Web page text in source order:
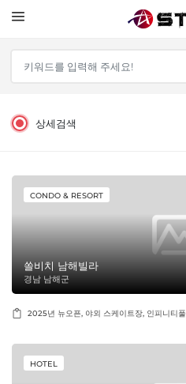
상세검색
CONDO & RESORT
쏠비치 남해빌라
경남 남해군
2025년 뉴오픈, 야외 스케이트장, 인피니티풀
HOTEL